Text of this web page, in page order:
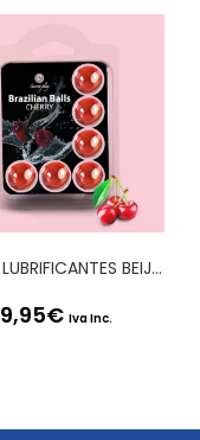
BOLAS LUBRIFICANTES BEIJÁVEIS BRAZILIAN BALLS SABOR A CEREJA 6 x 4GR
9,95€ Iva Inc.